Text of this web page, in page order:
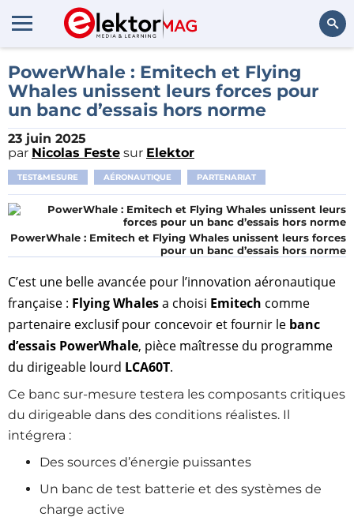
Rechercher
PowerWhale : Emitech et Flying
Whales unissent leurs forces pour
un banc d’essais hors norme
23 juin 2025
par Nicolas Feste sur Elektor
TEST&MESURE AÉRONAUTIQUE PARTENARIAT
PowerWhale : Emitech et Flying Whales unissent leurs forces
pour un banc d’essais hors norme
C’est une belle avancée pour l’innovation aéronautique
française : Flying Whalesa choisi Emitech comme
partenaire exclusif pour concevoir et fournir le banc
d’essais PowerWhale, pièce maîtresse du programme
du dirigeable lourd LCA60T.
Ce banc sur-mesure testera les composants critiques
du dirigeable dans des conditions réalistes. Il
intégrera :
Des sources d’énergie puissantes
Un banc de test batterie et des systèmes de
charge active